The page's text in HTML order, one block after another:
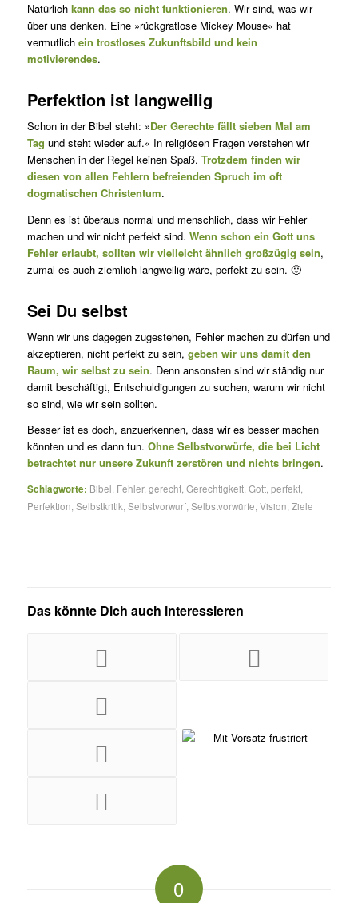
Natürlich kann das so nicht funktionieren. Wir sind, was wir
über uns denken. Eine »rückgratlose Mickey Mouse« hat
vermutlich ein trostlo­ses Zukunftsbild und kein
motivierendes.
Perfektion ist langweilig
Schon in der Bibel steht: »Der Gerechte fällt sieben Mal am
Tag und steht wieder auf.« In religiösen Fragen verstehen wir
Menschen in der Regel keinen Spaß. Trotzdem finden wir
diesen von allen Fehlern befreienden Spruch im oft
dogmatischen Christentum.
Denn es ist überaus normal und menschlich, dass wir Fehler
machen und wir nicht perfekt sind. Wenn schon ein Gott uns
Fehler erlaubt, sollten wir vielleicht ähnlich großzügig sein,
zumal es auch ziemlich langweilig wäre, perfekt zu sein. 🙂
Sei Du selbst
Wenn wir uns dagegen zugestehen, Fehler machen zu dürfen und
akzeptieren, nicht perfekt zu sein, geben wir uns damit den
Raum, wir selbst zu sein. Denn ansonsten sind wir ständig nur
damit beschäftigt, Entschuldigungen zu suchen, warum wir nicht
so sind, wie wir sein sollten.
Besser ist es doch, anzuerkennen, dass wir es besser machen
könn­ten und es dann tun. Ohne Selbstvorwürfe, die bei Licht
betrachtet nur unsere Zukunft zerstören und nichts bringen.
Schlagworte: Bibel Fehler, gerecht, Gerechtigkeit, Gott, perfekt,
Perfektion Selbstkritik Selbstvorwurf, Selbstvorwürfe Vision Ziele
Das könnte Dich auch interessieren
0